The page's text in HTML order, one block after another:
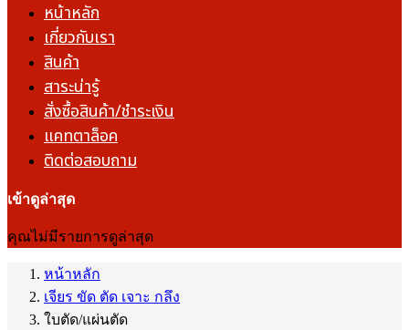
หน้าหลัก
เกี่ยวกับเรา
สินค้า
สาระน่ารู้
สั่งซื้อสินค้า/ชำระเงิน
แคทตาล็อค
ติดต่อสอบถาม
เข้าดูล่าสุด
คุณไม่มีรายการดูล่าสุด
หน้าหลัก
เจียร ขัด ตัด เจาะ กลึง
ใบตัด/แผ่นตัด